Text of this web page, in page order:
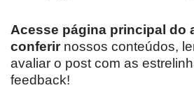
Acesse página principal do
conferirnossos conteúdos,
avaliar o post com as
feedback!